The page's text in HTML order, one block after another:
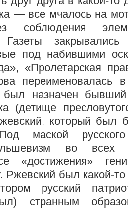
— все мчалось на
соблюдения
Газеты
под набившими
«Пролетарская
переименовалась
назначен бывший
(детище
который был
маской
во всех
«достижения»
Ржевский был какой-
русский
странным